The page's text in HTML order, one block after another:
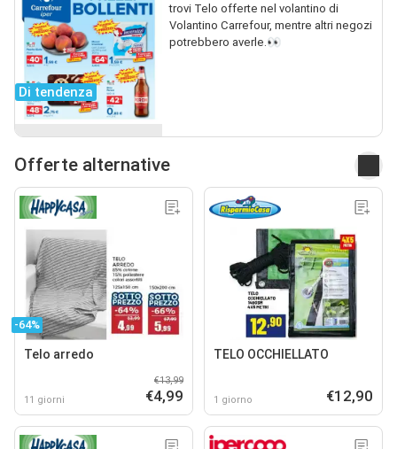
Di tendenza
trovi Telo offerte nel volantino di
Volantino Carrefour, mentre altri negozi
potrebbero averle.👀
Offerte alternative
-64%
Telo arredo
11 giorni
€13,99
€4,99
TELO OCCHIELLATO
1 giorno €12,90